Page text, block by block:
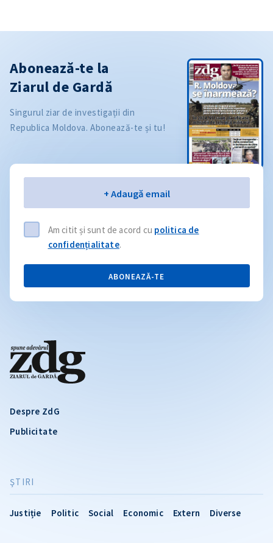
Despre ZdG
Publicitate
ŞTIRI
Justiție Politic Social Economic Extern Diverse
Abonează-te la
Ziarul de Gardă
Singurul ziar de investigații din
Republica Moldova. Abonează-te și tu!
+ Adaugă email
Am citit și sunt de acord cu politica de
confidențialitate.
ABONEAZĂ-TE